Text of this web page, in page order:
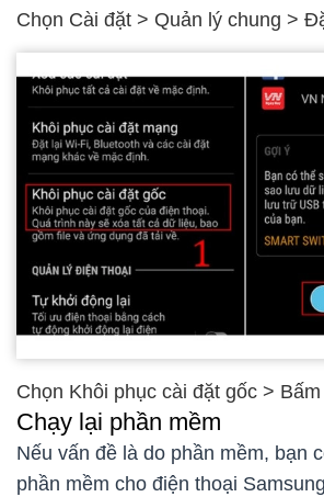
Chọn Cài đặt > Quản lý chung >
Chọn Khôi phục cài đặt gốc >
Chạy lại phần mềm
Nếu vấn đề là do phần mềm, bạn
phần mềm cho điện thoại